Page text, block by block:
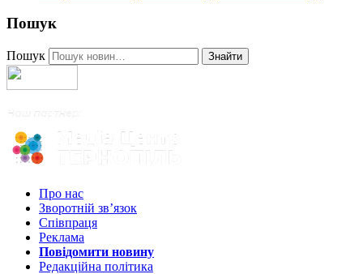
Пошук
Пошук Знайти
Про нас
Зворотній зв’язок
Співпраця
Реклама
Повідомити новину
Редакційна політика